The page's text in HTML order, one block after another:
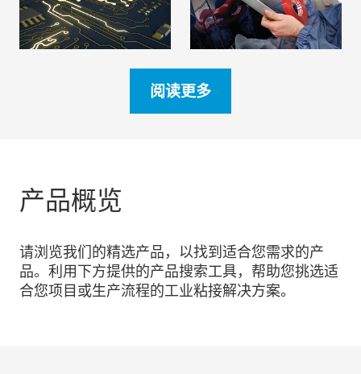
阅读更多 阅读更多
阅读更多
产品概览
请浏览我们的精选产品，以找到适合您需求的产
品。利用下方提供的产品搜索工具，帮助您挑选适
合您项目或生产流程的工业粘接解决方案。